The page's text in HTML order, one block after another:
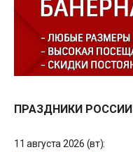
ПРАЗДНИКИ РОССИИ
11 августа 2026 (вт):